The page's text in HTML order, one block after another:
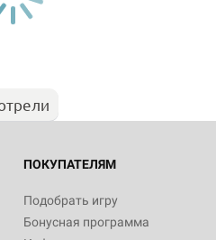
ПОКУПАТЕЛЯМ
Подобрать игру
Бонусная программа